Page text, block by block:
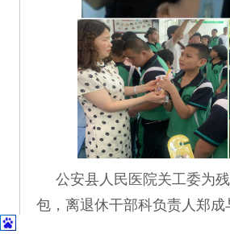
公安县人民医院关工委为
包，离退休干部科负责人郑